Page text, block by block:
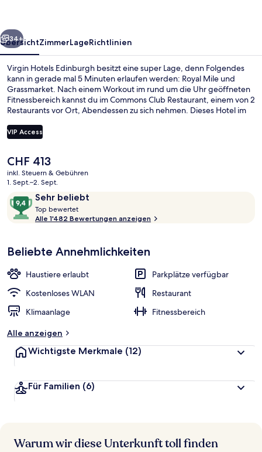
Weiter
34+
ÜbersichtZimmerLageRichtlinien
Virgin Hotels Edinburgh besitzt eine super Lage, denn Folgendes
kann in gerade mal 5 Minuten erlaufen werden: Royal Mile und
Grassmarket. Nach einem Workout im rund um die Uhr geöffneten
Fitnessbereich kannst du im Commons Club Restaurant, einem von 2
Restaurants vor Ort, Abendessen zu sich nehmen. Dieses Hotel im
Edinburgh Castle und University of Edinburgh. Andere Reisende
lieben die bequemen Betten und das hilfsbereite Personal. Die
entfernt: Zur Straßenbahnhaltestelle Princes Street sind es 7
Minuten und zur Straßenbahnhaltestelle St Andrew Square 10
Minuten.
VIP Access
Der
aktuelle
Preis
CHF 413.
CHF 413
inkl. Steuern & Gebühren
1. Sept.–2. Sept.
Bewertungen
Sehr beliebt
9,4
von
10,
beliebt
Top bewertet
o
b
w
r
Alle 1'482 Bewertungen anzeigen
Beliebte Annehmlichkeiten
Haustiere erlaubt
Parkplätze verfügbar
Kostenloses WLAN
Restaurant
Klimaanlage
Fitnessbereich
Alle anzeigen
Wichtigste Merkmale (12)
Für Familien (6)
Warum wir diese Unterkunft toll finden